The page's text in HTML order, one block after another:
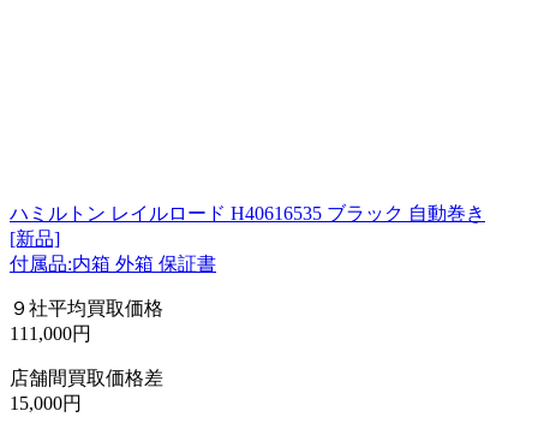
ハミルトン レイルロード H40616535 ブラック 自動巻き
[新品]
付属品:内箱 外箱 保証書
９社平均買取価格
111,000円
店舗間買取価格差
15,000円